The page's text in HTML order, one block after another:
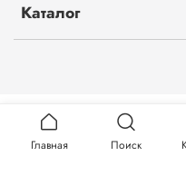
Каталог
Главная Поиск